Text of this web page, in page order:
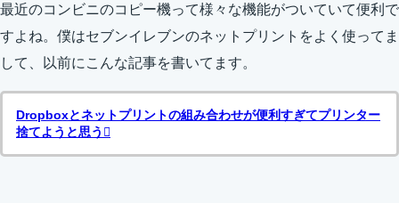
最近のコンビニのコピー機って様々な機能がついていて便利で
すよね。僕はセブンイレブンのネットプリントをよく使ってま
して、以前にこんな記事を書いてます。
Dropboxとネットプリントの組み合わせが便利すぎてプリンター
捨てようと思う